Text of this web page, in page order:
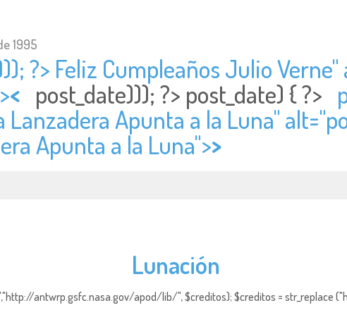
1995
?> Feliz Cumpleaños Julio Verne"
< post_date))); ?> post_date) { ?>
Lanzadera Apunta a la Luna" alt="
Apunta a la Luna">>
Lunación
antwrp.gsfc.nasa.gov/apod/lib/", $creditos); $creditos = str_replace